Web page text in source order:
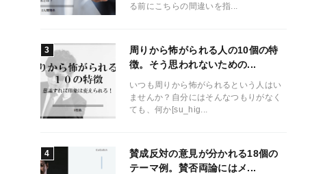
る前にこちらの間違いを指...
周りから怖がられる人の10個の特
徴。そう思われないための...
いつも周りから怖がられるという人はい
ませんか？自分にはそんなつもりがなく
ても、何か[su_hig...
賛成反対の意見が分かれる18個の
テーマ例。賛否両論にはメ...